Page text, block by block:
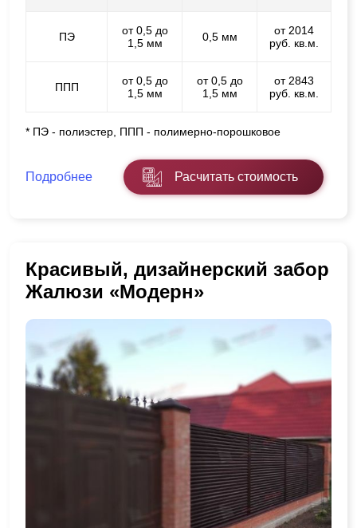
ПЭ
от 0,5 до
1,5 мм
0,5 мм
от 2014
руб. кв.м.
ППП
от 0,5 до
1,5 мм
от 0,5 до
1,5 мм
от 2843
руб. кв.м.
* ПЭ - полиэстер, ППП - полимерно-порошковое
Подробнее Расчитать стоимость
Красивый, дизайнерский забор
Жалюзи «Модерн»